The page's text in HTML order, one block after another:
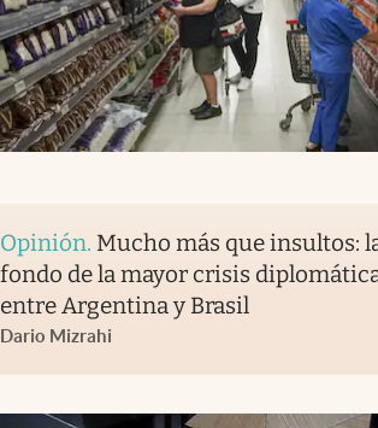
Opinión. Mucho más que insultos:
fondo de la mayor crisis
entre Argentina y Brasil
Dario Mizrahi